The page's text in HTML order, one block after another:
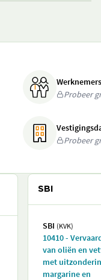
Probeer
Probeer
SBI
SBI (KVK)
10410 -
van oliën en
met
margarine en